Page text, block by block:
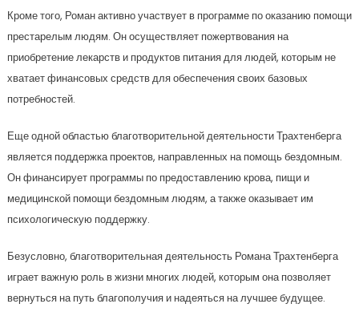
Кроме того, Роман активно участвует в программе по оказанию помощи
престарелым людям. Он осуществляет пожертвования на
приобретение лекарств и продуктов питания для людей, которым не
хватает финансовых средств для обеспечения своих базовых
потребностей.
Еще одной областью благотворительной деятельности Трахтенберга
является поддержка проектов, направленных на помощь бездомным.
Он финансирует программы по предоставлению крова, пищи и
медицинской помощи бездомным людям, а также оказывает им
психологическую поддержку.
Безусловно, благотворительная деятельность Романа Трахтенберга
играет важную роль в жизни многих людей, которым она позволяет
вернуться на путь благополучия и надеяться на лучшее будущее.